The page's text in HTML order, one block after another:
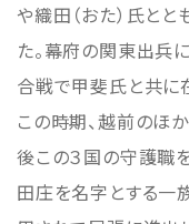
や織田（おた）氏と
た。幕府の関東出兵
合戦で甲斐氏と共に
この時期、越前のほ
後この３国の守護職
田庄を名字とする一